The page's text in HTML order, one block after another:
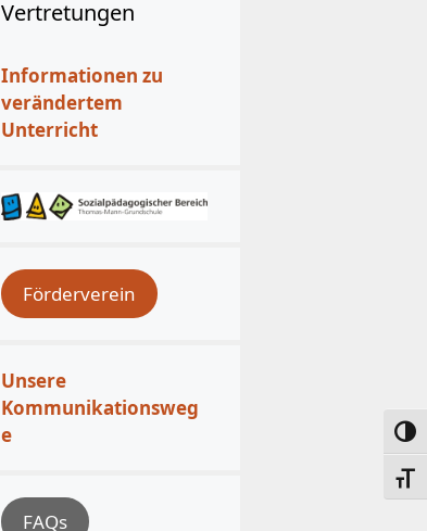
Vertretungen
Informationen zu
verändertem
Unterricht
Förderverein
Unsere
Kommunikationsweg
e
FAQs